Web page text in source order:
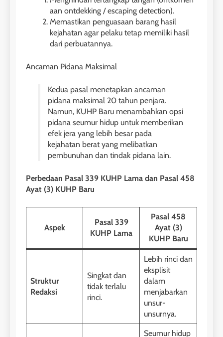
aan ontdekking / escaping detection).
Memastikan penguasaan barang hasil
kejahatan agar pelaku tetap memiliki hasil
dari perbuatannya.
Ancaman Pidana Maksimal
Kedua pasal menetapkan ancaman
pidana maksimal 20 tahun penjara.
Namun, KUHP Baru menambahkan opsi
pidana seumur hidup untuk memberikan
efek jera yang lebih besar pada
kejahatan berat yang melibatkan
pembunuhan dan tindak pidana lain.
Perbedaan Pasal 339 KUHP Lama dan Pasal 458
Ayat (3) KUHP Baru
Aspek
Pasal 339
KUHP Lama
Pasal 458
Ayat (3)
KUHP Baru
Struktur
Redaksi
Singkat dan
tidak terlalu
rinci.
Lebih rinci dan
eksplisit
dalam
menjabarkan
unsur-
unsurnya.
Seumur hidup